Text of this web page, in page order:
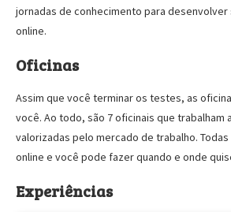
jornadas de conhecimento para desenvolver
online.
Oficinas
Assim que você terminar os testes, as
você. Ao todo, são 7 oficinais que trabalham
valorizadas pelo mercado de trabalho.
online e você pode fazer quando e onde
Experiências